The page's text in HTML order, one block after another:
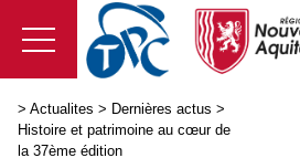
> Actualites > Dernières actus >
Histoire et patrimoine au cœur de
la 37ème édition